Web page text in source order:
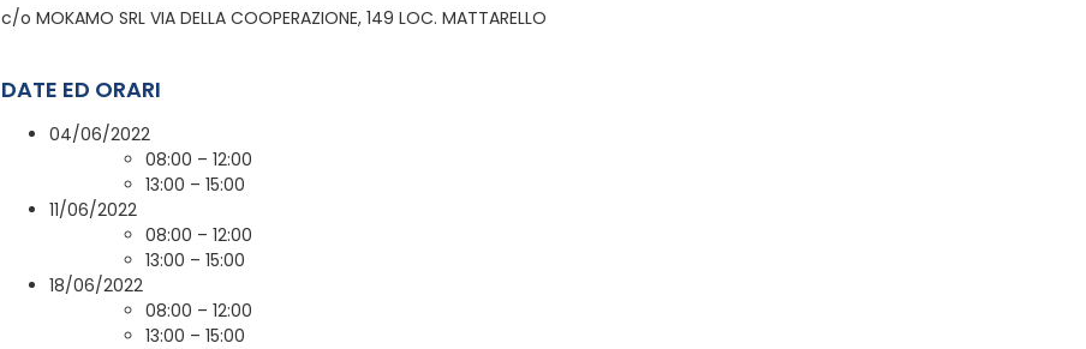
c/o MOKAMO SRL VIA DELLA COOPERAZIONE, 149 LOC. MATTARELLO
DATE ED ORARI
04/06/2022
08:00 – 12:00
13:00 – 15:00
11/06/2022
08:00 – 12:00
13:00 – 15:00
18/06/2022
08:00 – 12:00
13:00 – 15:00